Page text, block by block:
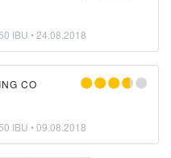
IBU •24.08.2018
CO
IBU •09.08.2018